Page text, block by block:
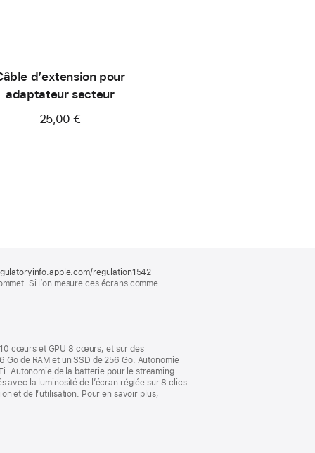
d’extension pour
adaptateur secteur
25,00 €
regulation1542
dans
Si l’on mesure ces écrans comme
10 cœurs et GPU 8 cœurs, et sur des
de RAM et un SSD de 256 Go. Autonomie
Autonomie de la batterie pour le streaming
avec la luminosité de l’écran réglée sur 8 clics
et de l’utilisation. Pour en savoir plus,